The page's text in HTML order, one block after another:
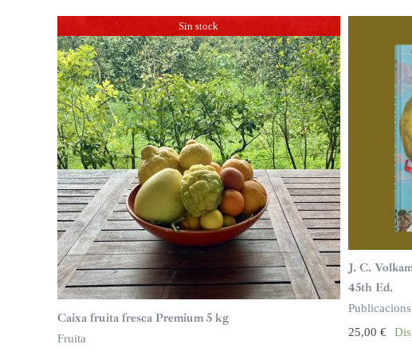
Sin stock
Caixa fruita fresca Premium 5 kg
Fruita
J. C.
45th Ed.
Publicacions
25,00 €